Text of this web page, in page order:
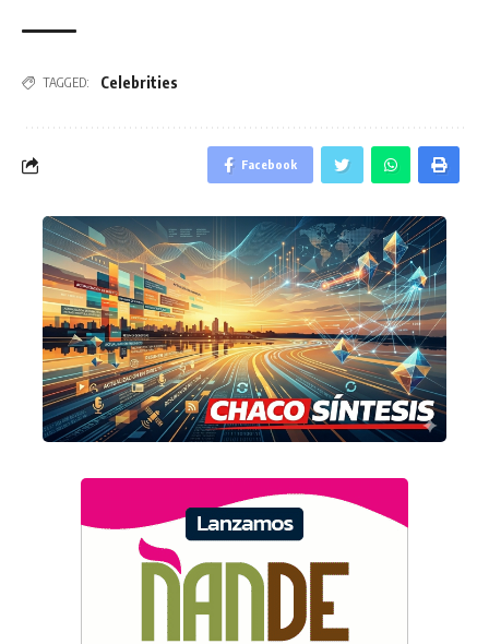
TAGGED: Celebrities
Facebook